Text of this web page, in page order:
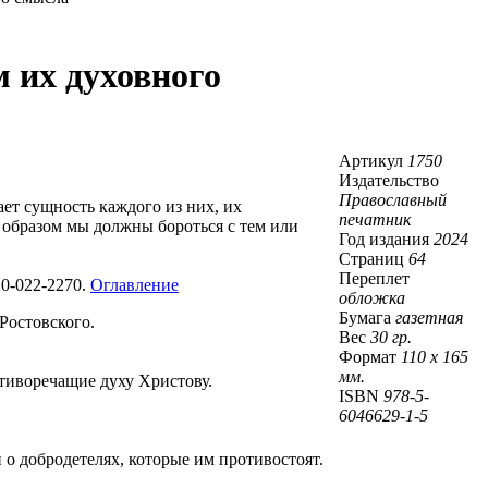
их духовного
сущность каждого из них, их
мы должны бороться с тем или
022-2270. Оглавление
духу Христову.
добродетелях, которые им противостоят.
Артикул 1750
Издательство
Православный
печатник
Год издания 2024
Страниц 64
Переплет
обложка
Бумага газетная
Вес 30 гр.
Формат 110 х 165
мм.
ISBN 978-5-
6046629-1-5